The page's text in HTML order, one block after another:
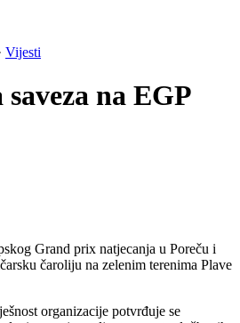
Vijesti
na EGP
Grand prix natjecanja u Poreču i
čaroliju na zelenim terenima Plave
organizacije potvrđuje se